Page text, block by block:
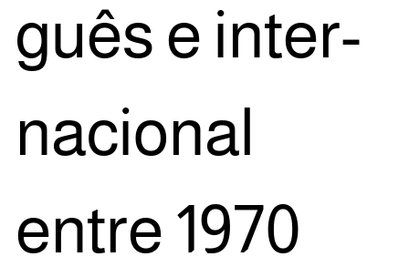
guês e inter­
na­ci­o­nal
entre 1970